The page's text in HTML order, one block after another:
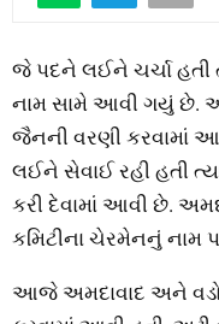
જે પદને લઈને ચર્ચા હતી
નામ સામે આવી ગયું છે.
જૈનની વરણી કરવામાં
લઈને સેવાઈ રહી હતી
કરી દેવામાં આવી છે.
કમિટીના ચેરમેનનું નામ
આજે અમદાવાદ અને